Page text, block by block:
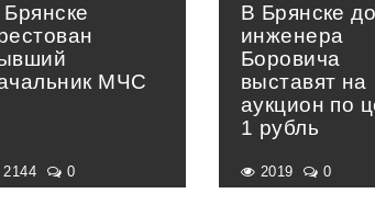
МЧС
2144 0
В Брянске
инженера
Боровича
выставят на
аукцион по
1 рубль
2019 0